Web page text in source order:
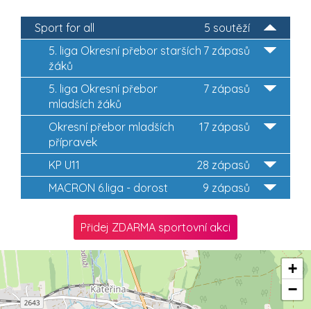
5 soutěží
Sport for all
7 zápasů
5. liga Okresní přebor starších
žáků
7 zápasů
5. liga Okresní přebor
mladších žáků
17 zápasů
Okresní přebor mladších
přípravek
28 zápasů
KP U11
9 zápasů
MACRON 6.liga - dorost
Přidej ZDARMA sportovní akci
+
−